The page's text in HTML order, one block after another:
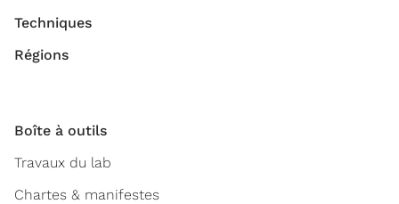
Techniques
Régions
Boîte à outils
Travaux du lab
Chartes & manifestes